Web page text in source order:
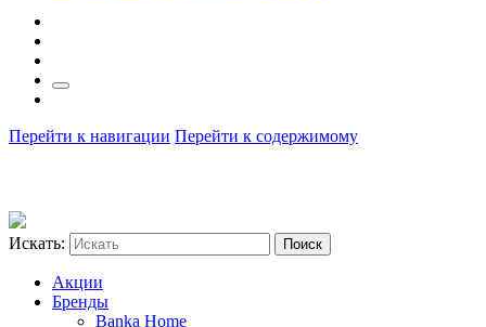
Перейти к навигации Перейти к содержимому
Искать:
Акции
Бренды
Banka Home